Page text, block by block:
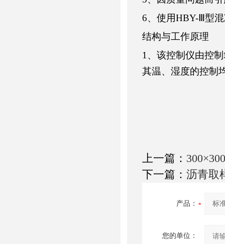
6、使用HBY-Ⅲ型
结构与工作原理
1、该控制仪由控
其温、湿度的控制
上一篇：
下一篇： 沥青取
产品：
您的单位：